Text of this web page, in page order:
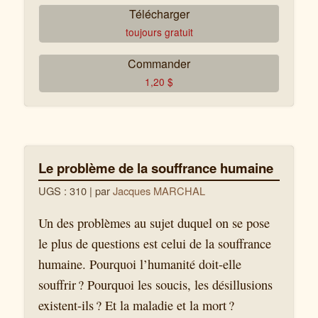
Télécharger
toujours gratuit
Commander
1,20 $
Le problème de la souffrance humaine
UGS : 310 | parJacques MARCHAL
Un des problèmes au sujet duquel on se pose
le plus de questions est celui de la souffrance
humaine. Pourquoi l’humanité doit-elle
souffrir ? Pourquoi les soucis, les désillusions
existent-ils ? Et la maladie et la mort ?